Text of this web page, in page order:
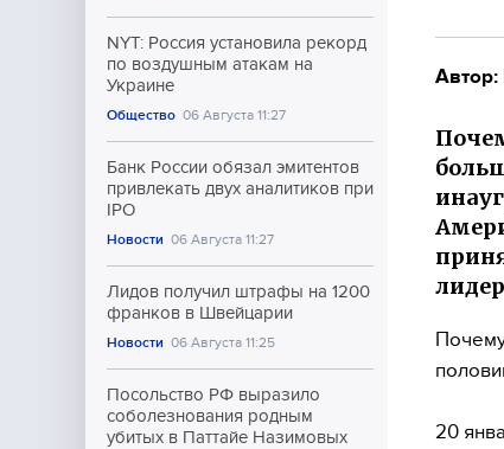
NYT: Россия установила рекорд
по воздушным атакам на
Украине
Общество 06 Августа 11:27
Банк России обязал эмитентов
привлекать двух аналитиков при
IPO
Новости 06 Августа 11:27
Лидов получил штрафы на 1200
франков в Швейцарии
Новости 06 Августа 11:25
Посольство РФ выразило
соболезнования родным
убитых в Паттайе Назимовых
Автор:
20